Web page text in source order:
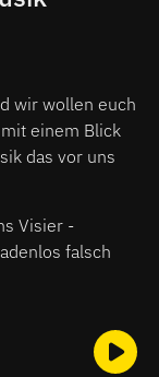
wir wollen euch
einem Blick
das vor uns
Visier -
falsch